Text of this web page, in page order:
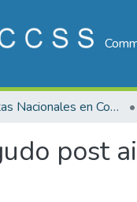
Revistas Nacionales en Costa Rica
post